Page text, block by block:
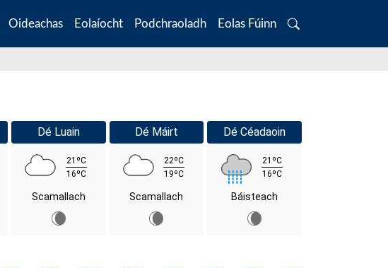
Oideachas Eolaíocht Podchraoladh Eolas Fúinn
Search
Dé Luain
21ºC
16ºC
Scamallach
Dé Máirt
22ºC
19ºC
Scamallach
Dé Céadaoin
21ºC
16ºC
Báisteach